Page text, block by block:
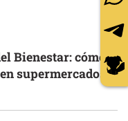
Bienestar: cómo
supermercados